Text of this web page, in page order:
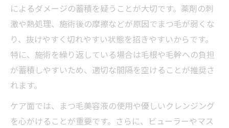
によるダメージの蓄積を疑うことが大切です。薬剤の刺
激や熱処理、施術後の摩擦などが原因でまつ毛が弱くな
り、抜けやすく切れやすい状態を招きやすいからです。
特に、施術を繰り返している場合は毛根や毛幹への負担
が蓄積しやすいため、適切な間隔を空けることが推奨さ
れます。
ケア面では、まつ毛美容液の使用や優しいクレンジング
を心がけることが重要です。さらに、ビューラーやマス